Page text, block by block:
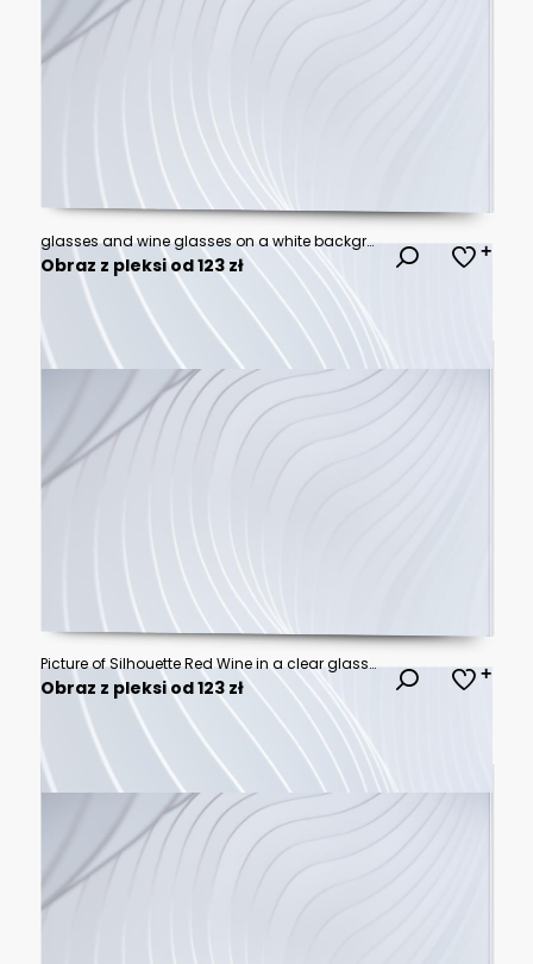
glasses and wine glasses on a white background
Obraz z pleksi od 123 zł
Picture of Silhouette Red Wine in a clear glass to celebrate the Full Moon. There is a reflection on the river or sea. The sky is full of stars. 3D Rendering
Obraz z pleksi od 123 zł